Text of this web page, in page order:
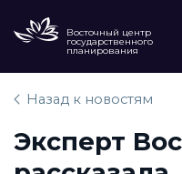
Восточный центр
государственного
планирования
Назад к новостям
Эксперт